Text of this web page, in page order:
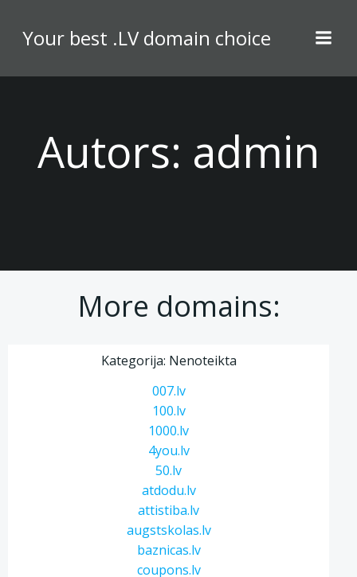
content
Your best .LV domain choice
Autors: admin
More domains:
Kategorija: Nenoteikta
007.lv
100.lv
1000.lv
4you.lv
50.lv
atdodu.lv
attistiba.lv
augstskolas.lv
baznicas.lv
coupons.lv